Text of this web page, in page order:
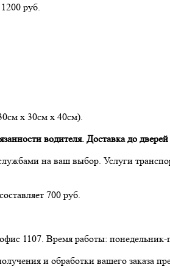
руб.
х 30см х 40см).
водителя. Доставка до
на ваш выбор. Услуги
700 руб.
1107. Время работы: понедельник-
и обработки вашего заказа